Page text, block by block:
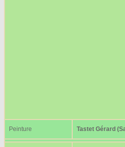
Peinture Tastet Gérard